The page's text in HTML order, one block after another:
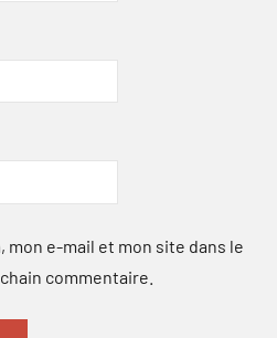
mon e-mail et mon site dans le
commentaire.